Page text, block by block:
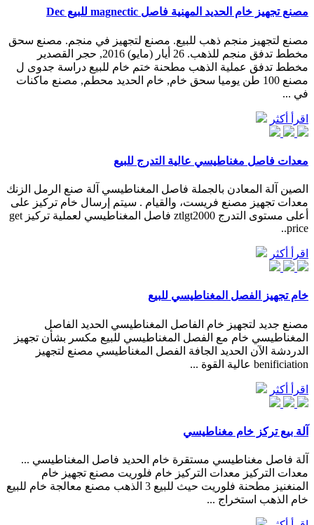
مصنع تجهيز خام الحديد المهنية فاصل magnectic للبيع Dec
مصنع لتجهيز منجم ذهب للبيع. مصنع لتجهيز في منجم. مصنع سحق
مخطط تدفق منجم للذهب. 26 أيار (مايو) 2016, حجر القصدير
مخطط تدفق عملية الذهب مطحنة ختم خام للبيع دراسة جدوى ل
مصنع 100 طن يوميا سحق خام, خام الحديد محطم, مصنع ماكنات
في ...
اقرأ أكثر
معدات فاصل مغناطيسي عالية التدرج للبيع
الصين آلة المعادن بالجملة فاصل المغناطيسي آلة صنع الرمل الزنك
معدات تجهيز مصنع فريست، والقيام . سيتم إرسال خام تركيز على
أعلى مستوى التدرج ztlgt2000 فاصل المغناطيسي لعملية تركيز get
price..
اقرأ أكثر
خام تجهيز الفصل المغناطيسي للبيع
مصنع جديد لتجهيز خام الفاصل المغناطيسي الحديد الفاصل
المغناطيسي خام مع الفصل المغناطيسي للبيع مكسر بشأن تجهيز
الدردشة الآن الحديد الجافة الفصل المغناطيسي مصنع لتجهيز
benificiation عالية القوة ...
اقرأ أكثر
آلة بيع تركز خام مغناطيسي
آلة فاصل مغناطيسي مستقرة خام الحديد فاصل المغناطيسي ...
معدات التركيز معدات التركيز خام فلوريت مصنع تجهيز خام
المنغنيز مطحنة فلوريت حيث للبيع 3 الذهب مصنع معالجة خام للبيع
خام الذهب استخراج ...